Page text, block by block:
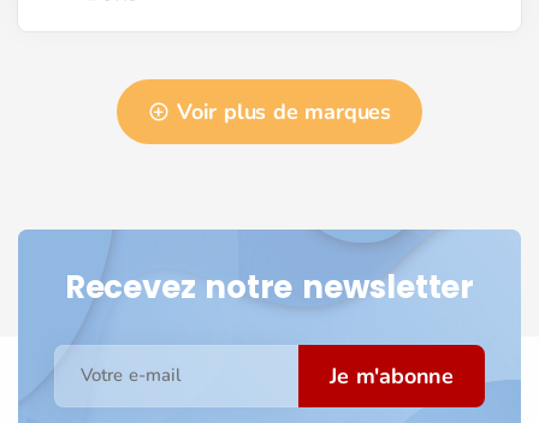
Voir plus de marques
Recevez notre newsletter
Votre e-mail Je m'abonne